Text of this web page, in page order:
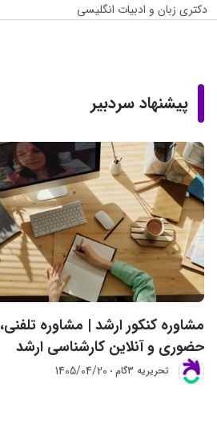
دکتری زبان و ادبیات انگلیسی
پیشنهاد سردبیر
مشاوره کنکور ارشد | مشاوره تلفنی،
حضوری و آنلاین کارشناسی ارشد
تحريريه 3گام 1405/04/20